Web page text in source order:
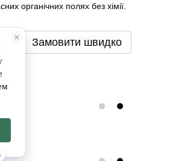
органічних полях без хімії.
Замовити швидко